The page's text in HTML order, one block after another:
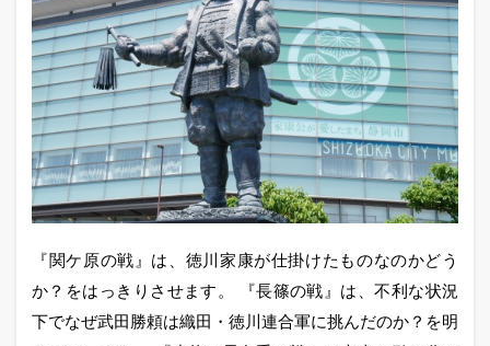
『関ケ原の戦』は、徳川家康が仕掛けたものなのかどう
か？をはっきりさせます。 『長篠の戦』は、不利な状況
下でなぜ武田勝頼は織田・徳川連合軍に挑んだのか？を明